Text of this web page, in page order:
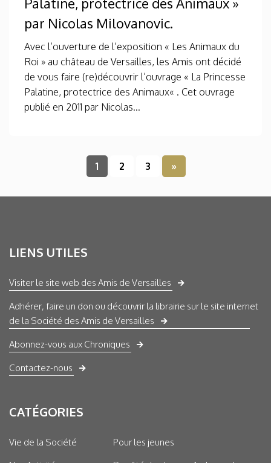
par Nicolas Milovanovic.
Avec l’ouverture de l’exposition « Les Animaux du
Roi » au château de Versailles, les Amis ont décidé
de vous faire (re)découvrir l’ouvrage « La Princesse
Palatine, protectrice des Animaux« . Cet ouvrage
publié en 2011 par Nicolas...
1 2 3 »
LIENS UTILES
Visiter le site web des Amis de Versailles
Adhérer, faire un don ou découvrir la librairie sur le site internet
de la Société des Amis de Versailles
Abonnez-vous aux Chroniques
Contactez-nous
CATÉGORIES
Vie de la Société
Pour les jeunes